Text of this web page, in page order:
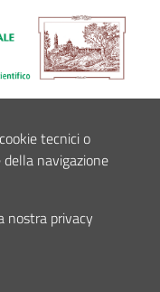
tecnici o
navigazione
nostra privacy